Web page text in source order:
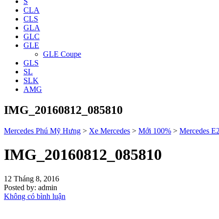
CLA
CLS
GLA
GLC
GLE
GLE Coupe
GLS
SL
SLK
AMG
IMG_20160812_085810
Mercedes Phú Mỹ Hưng > Xe Mercedes > Mới 100% > Mercedes
IMG_20160812_085810
12 Tháng 8, 2016
Posted by: admin
Không có bình luận